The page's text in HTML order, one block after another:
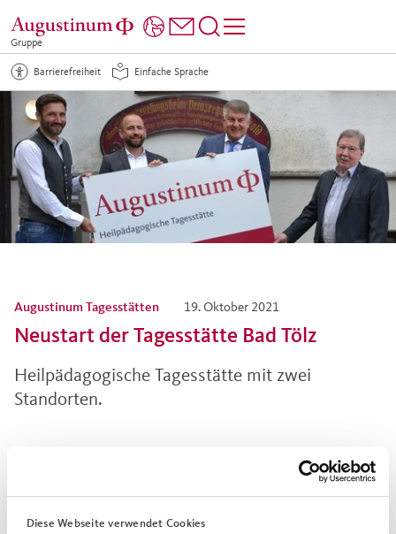
Diese Webseite verwendet Cookies
Gruppe
Barrierefreiheit Einfache Sprache
Neustart der Tagesstätte Bad Tölz
19. Oktober 2021
Augustinum Tagesstätten
Heilpädagogische Tagesstätte mit zwei
Standorten.
Zum Start des neuen Schuljahrs stand die
Heilpädagogische Tagesstätte (HPT) Bad Tölz-
Wolfratshausen vor einem Neubeginn: